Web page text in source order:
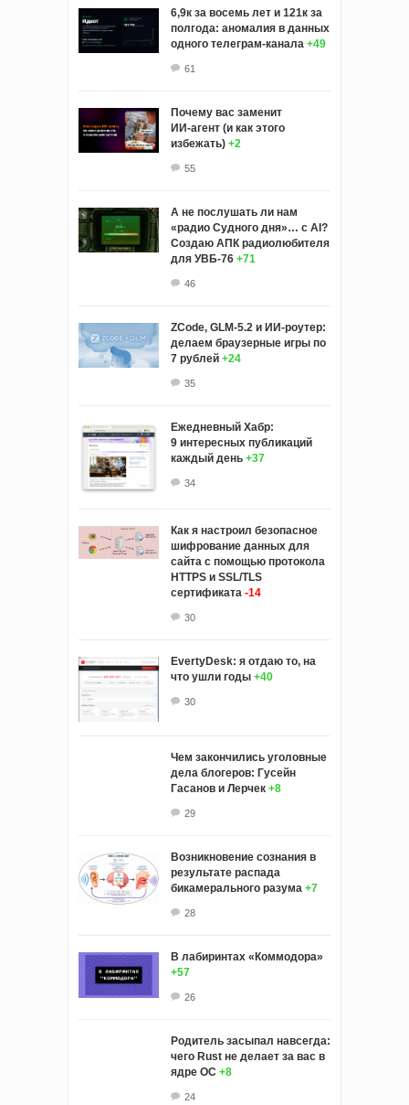
6,9к за восемь лет и 121к за
полгода: аномалия в данных
одного телеграм-канала +49
61
Почему вас заменит
ИИ‑агент (и как этого
избежать) +2
55
А не послушать ли нам
«радио Судного дня»… с AI?
Создаю АПК радиолюбителя
для УВБ-76 +71
46
ZCode, GLM-5.2 и ИИ-роутер:
делаем браузерные игры по
7 рублей +24
35
Ежедневный Хабр:
9 интересных публикаций
каждый день +37
34
Как я настроил безопасное
шифрование данных для
сайта с помощью протокола
HTTPS и SSL/TLS
сертификата -14
30
EvertyDesk: я отдаю то, на
что ушли годы +40
30
Чем закончились уголовные
дела блогеров: Гусейн
Гасанов и Лерчек +8
29
Возникновение сознания в
результате распада
бикамерального разума +7
28
В лабиринтах «Коммодора»
+57
26
Родитель засыпал навсегда:
чего Rust не делает за вас в
ядре ОС +8
24